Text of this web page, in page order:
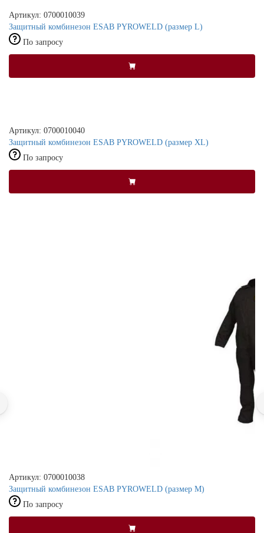
Артикул: 0700010039
Защитный комбинезон ESAB PYROWELD (размер L)
По запросу
Артикул: 0700010040
Защитный комбинезон ESAB PYROWELD (размер XL)
По запросу
Артикул: 0700010038
Защитный комбинезон ESAB PYROWELD (размер М)
По запросу